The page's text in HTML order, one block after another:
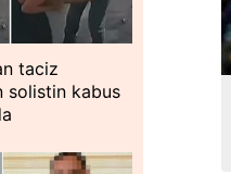
taciz
solistin kabus